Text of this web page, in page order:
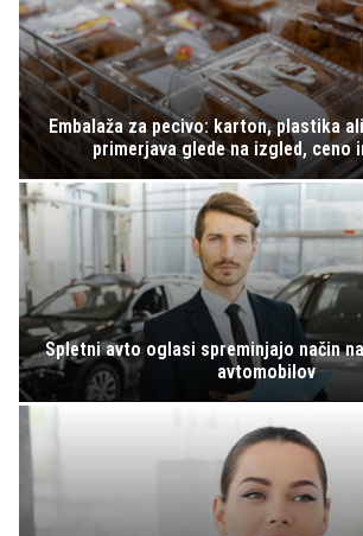
Embalaža za pecivo: karton, plastika
primerjava glede na izgled, ceno
Spletni avto oglasi spreminjajo način
avtomobilov